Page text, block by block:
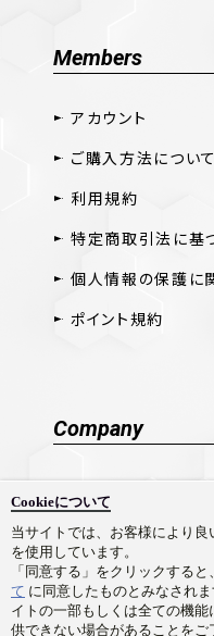
Cookieについて
当サイトでは、お客様により
を使用しています。
「同意する」をクリックする
て に同意したものとみなされ
イトの一部もしくは全ての機
供できない場合があることをご
Members
アカウント
ご購入方法について
利用規約
特定商取引法に基
個人情報の保護に
ポイント規約
Company
採用情報
お問い合わせ